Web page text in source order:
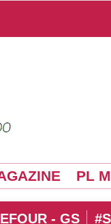
PL
- GS